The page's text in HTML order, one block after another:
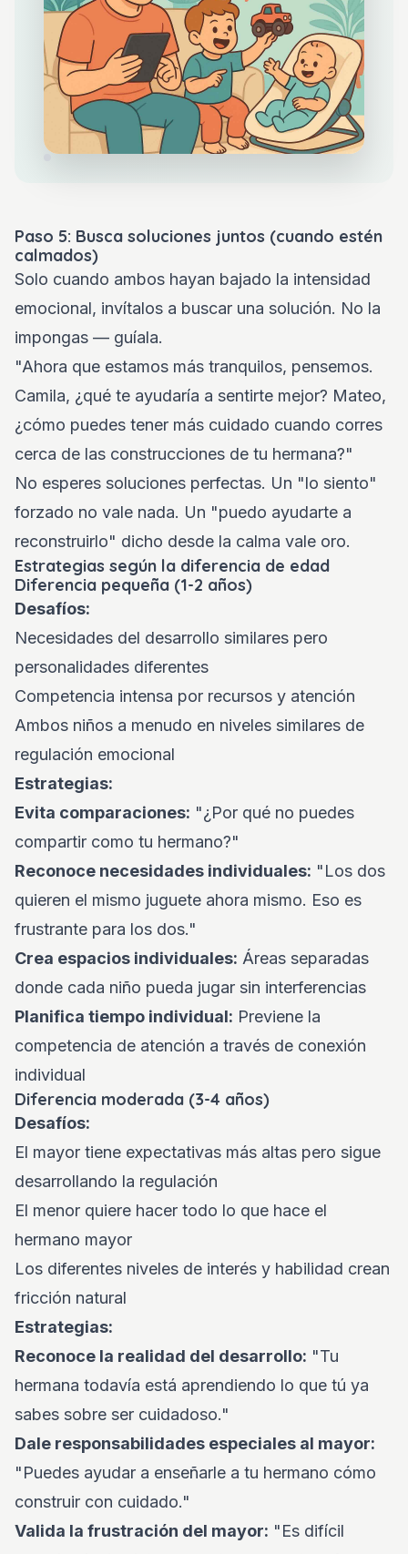
Paso 5: Busca soluciones juntos (cuando estén
calmados)
Solo cuando ambos hayan bajado la intensidad
emocional, invítalos a buscar una solución. No la
impongas — guíala.
"Ahora que estamos más tranquilos, pensemos.
Camila, ¿qué te ayudaría a sentirte mejor? Mateo,
¿cómo puedes tener más cuidado cuando corres
cerca de las construcciones de tu hermana?"
No esperes soluciones perfectas. Un "lo siento"
forzado no vale nada. Un "puedo ayudarte a
reconstruirlo" dicho desde la calma vale oro.
Estrategias según la diferencia de edad
Diferencia pequeña (1-2 años)
Desafíos:
Necesidades del desarrollo similares pero
personalidades diferentes
Competencia intensa por recursos y atención
Ambos niños a menudo en niveles similares de
regulación emocional
Estrategias:
Evita comparaciones: "¿Por qué no puedes
compartir como tu hermano?"
Reconoce necesidades individuales: "Los dos
quieren el mismo juguete ahora mismo. Eso es
frustrante para los dos."
Crea espacios individuales: Áreas separadas
donde cada niño pueda jugar sin interferencias
Planifica tiempo individual: Previene la
competencia de atención a través de conexión
individual
Diferencia moderada (3-4 años)
Desafíos:
El mayor tiene expectativas más altas pero sigue
desarrollando la regulación
El menor quiere hacer todo lo que hace el
hermano mayor
Los diferentes niveles de interés y habilidad crean
fricción natural
Estrategias:
Reconoce la realidad del desarrollo: "Tu
hermana todavía está aprendiendo lo que tú ya
sabes sobre ser cuidadoso."
Dale responsabilidades especiales al mayor:
"Puedes ayudar a enseñarle a tu hermano cómo
construir con cuidado."
Valida la frustración del mayor: "Es difícil